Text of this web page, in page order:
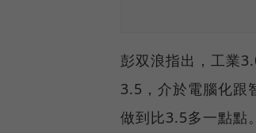
彭双浪指出，工業
3.5，介於電腦化跟
做到比3.5多一點點。